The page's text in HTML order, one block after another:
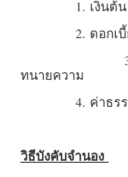
1. เงินต้น
2. ดอกเบี้
3. ค่าเสียห
ทนายความ
4. ค่าธรรมเนี
วิธีบังคับจำนอง